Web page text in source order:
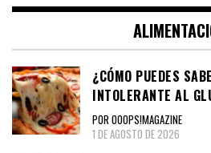
¿CÓMO PUEDES
INTOLERANTE AL
POR OOOPS!MAGAZINE
1 DE AGOSTO DE 2026